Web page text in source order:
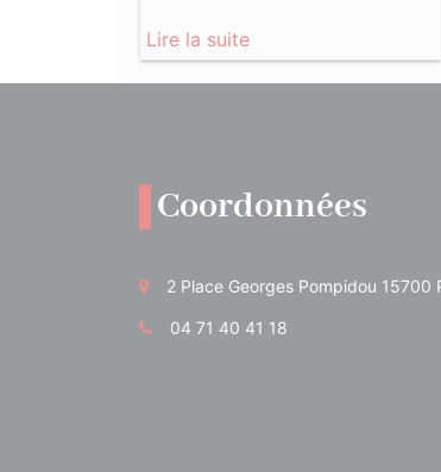
Lire la suite
Coordonnées
2 Place Georges Pompidou 15700
04 71 40 41 18